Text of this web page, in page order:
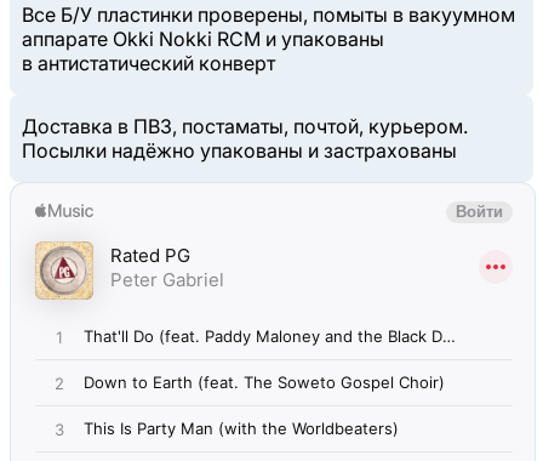
Все Б/У пластинки проверены, помыты в вакуумном
аппарате Okki Nokki RCM и упакованы
в антистатический конверт
Доставка в ПВЗ, постаматы, почтой, курьером.
Посылки надёжно упакованы и застрахованы